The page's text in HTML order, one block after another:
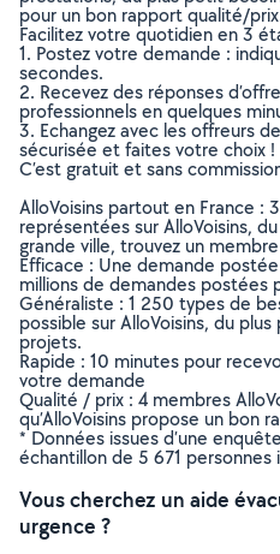
pour un bon rapport qualité/
Facilitez votre quotidien en 3
1. Postez votre demande :
secondes.
2. Recevez des réponses
professionnels en quelques
3. Echangez avec les offreurs
sécurisée et faites votre choix !
C’est gratuit et sans
AlloVoisins partout en France :
représentées sur AlloVoisins,
grande ville, trouvez un
Efficace : Une demande
millions de demandes postées
Généraliste : 1 250 types de
possible sur AlloVoisins, du
projets.
Rapide : 10 minutes pour
votre demande
Qualité / prix : 4 membres
qu’AlloVoisins propose un bon
* Données issues d’une
échantillon de 5 671
Vous cherchez un aide
urgence ?